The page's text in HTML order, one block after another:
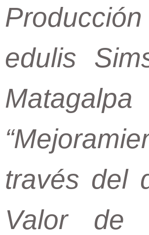
edulis
través del
Valor de